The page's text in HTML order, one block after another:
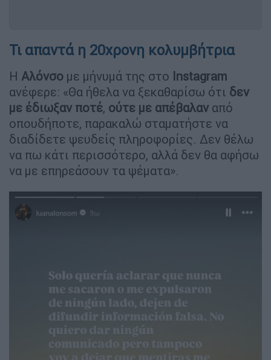
Τι απαντά η 20χρονη κολυμβήτρια
Η Αλόνσο με μήνυμά της στο Instagram
ανέφερε: «Θα ήθελα να ξεκαθαρίσω ότι δεν
με έδιωξαν ποτέ, ούτε με απέβαλαν από
οπουδήποτε, παρακαλώ σταματήστε να
διαδίδετε ψευδείς πληροφορίες. Δεν θέλω
να πω κάτι περισσότερο, αλλά δεν θα αφήσω
να με επηρεάσουν τα ψέματα».